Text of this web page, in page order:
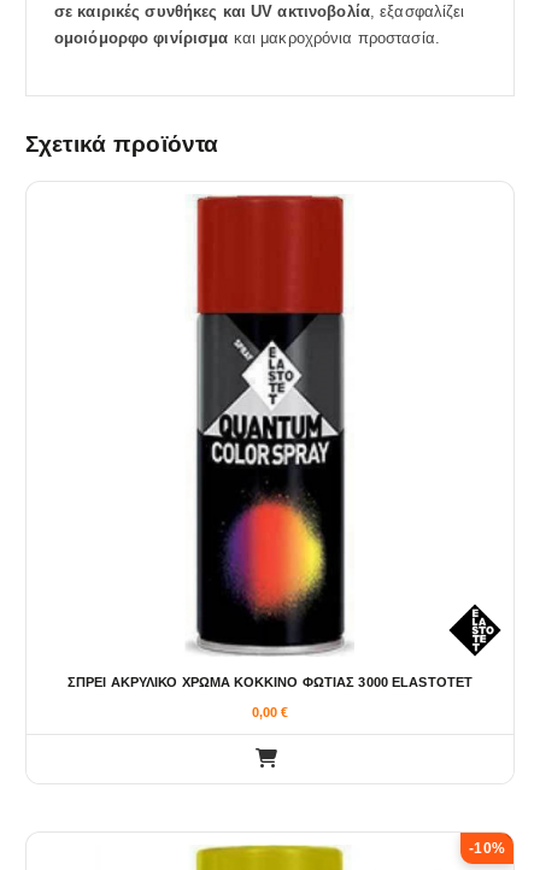
σε καιρικές συνθήκες και UV ακτινοβολία, εξασφαλίζει
ομοιόμορφο φινίρισμα και μακροχρόνια προστασία.
Σχετικά προϊόντα
ΣΠΡΕΙ ΑΚΡΥΛΙΚΟ ΧΡΩΜΑ ΚΟΚΚΙΝΟ ΦΩΤΙΑΣ 3000 ELASTOTET
0,00€
-10%